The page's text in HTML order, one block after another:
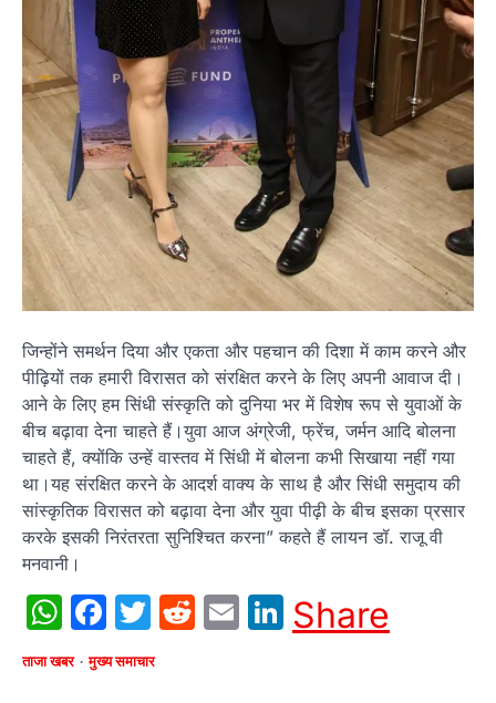
जिन्होंने समर्थन दिया और एकता और पहचान की दिशा में काम करने और
पीढ़ियों तक हमारी विरासत को संरक्षित करने के लिए अपनी आवाज दी।
आने के लिए हम सिंधी संस्कृति को दुनिया भर में विशेष रूप से युवाओं के
बीच बढ़ावा देना चाहते हैं।युवा आज अंग्रेजी, फ्रेंच, जर्मन आदि बोलना
चाहते हैं, क्योंकि उन्हें वास्तव में सिंधी में बोलना कभी सिखाया नहीं गया
था।यह संरक्षित करने के आदर्श वाक्य के साथ है और सिंधी समुदाय की
सांस्कृतिक विरासत को बढ़ावा देना और युवा पीढ़ी के बीच इसका प्रसार
करके इसकी निरंतरता सुनिश्चित करना” कहते हैं लायन डॉ. राजू वी
मनवानी।
WhatsApp
Facebook
Twitter
Reddit
EmailLinkedIn
Share
ताजा खबर मुख्य समाचार